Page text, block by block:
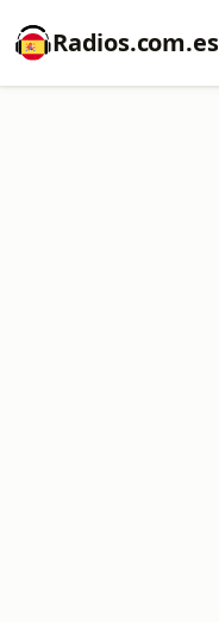
Radios.com.es